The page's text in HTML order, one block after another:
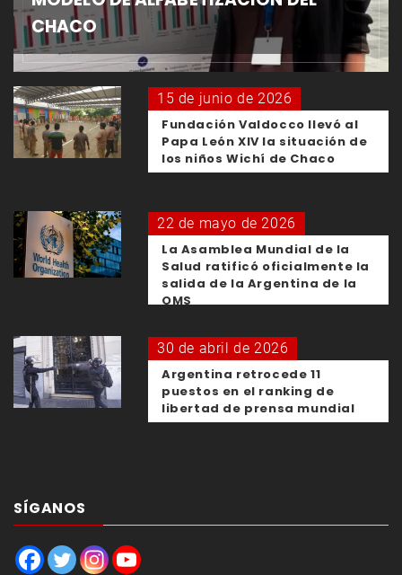
CHACO
15 de junio de 2026
Fundación Valdocco llevó al
Papa León XIV la situación de
los niños Wichí de Chaco
22 de mayo de 2026
La Asamblea Mundial de la
Salud ratificó oficialmente la
salida de la Argentina de la
OMS
30 de abril de 2026
Argentina retrocede 11
puestos en el ranking de
libertad de prensa mundial
SÍGANOS